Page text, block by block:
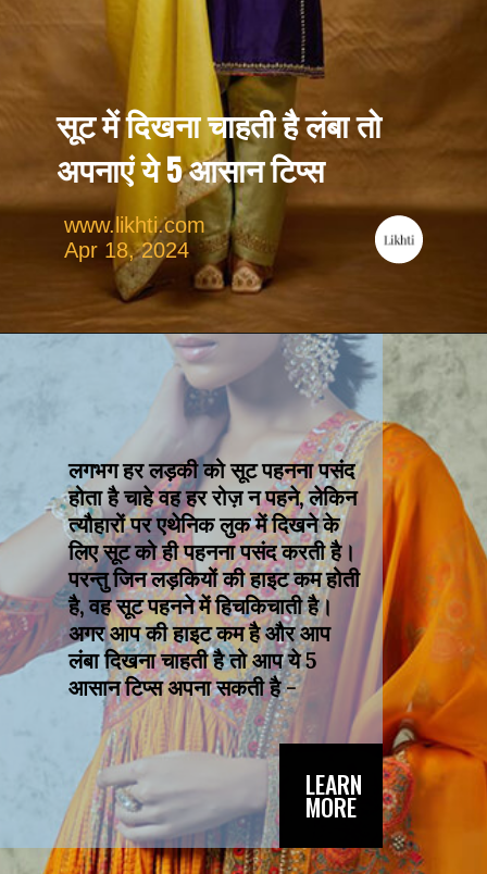
सूट में दिखना चाहती है लंबा तो
अपनाएं ये 5 आसान टिप्स
www.likhti.com
Apr 18, 2024
LEARN
MORE
लगभग हर लड़की को सूट पहनना पसंद
होता है चाहे वह हर रोज़ न पहने, लेकिन
त्यौहारों पर एथेनिक लुक में दिखने के
लिए सूट को ही पहनना पसंद करती है।
परन्तु जिन लड़कियों की हाइट कम होती
है, वह सूट पहनने में हिचकिचाती है।
अगर आप की हाइट कम है और आप
लंबा दिखना चाहती है तो आप ये 5
आसान टिप्स अपना सकती है -